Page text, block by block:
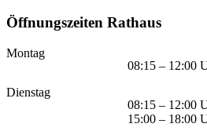
Öffnungszeiten Rathaus
Montag
08:15 – 12:00
Dienstag
08:15 – 12:00
15:00 – 18:00